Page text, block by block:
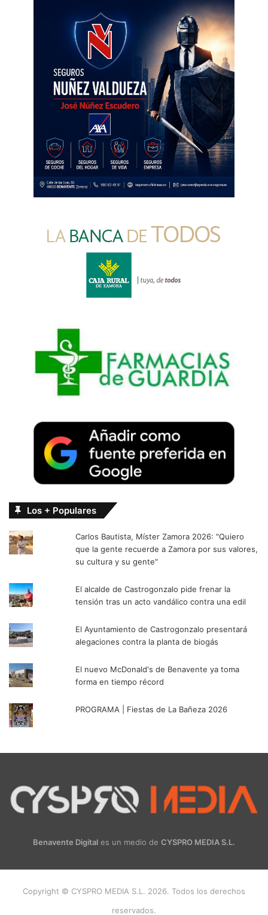
Los + Populares
Carlos Bautista, Míster Zamora 2026: "Quiero
que la gente recuerde a Zamora por sus valores,
su cultura y su gente"
El alcalde de Castrogonzalo pide frenar la
tensión tras un acto vandálico contra una edil
El Ayuntamiento de Castrogonzalo presentará
alegaciones contra la planta de biogás
El nuevo McDonald's de Benavente ya toma
forma en tiempo récord
PROGRAMA | Fiestas de La Bañeza 2026
Benavente Digital es un medio de CYSPRO MEDIA S.L.
Copyright © CYSPRO MEDIA S.L. 2026. Todos los derechos
reservados.